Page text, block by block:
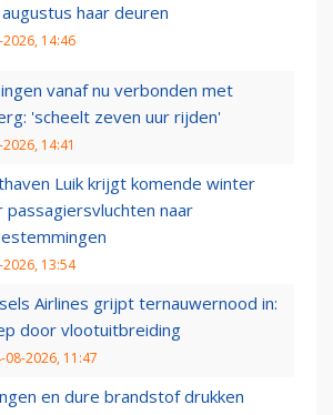
haar deuren
2026, 14:46
vanaf nu verbonden met
'scheelt zeven uur rijden'
14:41
Luik krijgt komende winter
passagiersvluchten naar
2026, 13:54
Airlines grijpt ternauwernood in:
door vlootuitbreiding
08-2026, 11:47
en dure brandstof drukken